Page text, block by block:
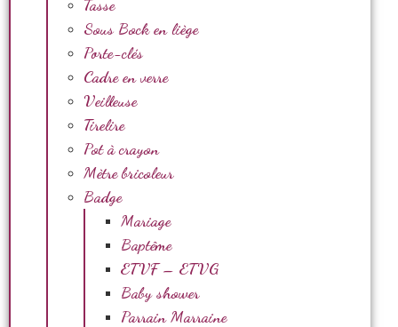
Tasse
Sous Bock en liège
Porte-clés
Cadre en verre
Veilleuse
Tirelire
Pot à crayon
Mètre bricoleur
Badge
Mariage
Baptême
ETVF – ETVG
Baby shower
Parrain Marraine